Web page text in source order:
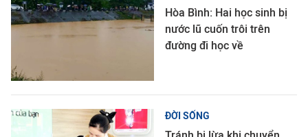
Hòa Bình: Hai học sinh bị
nước lũ cuốn trôi trên
đường đi học về
ĐỜI SỐNG